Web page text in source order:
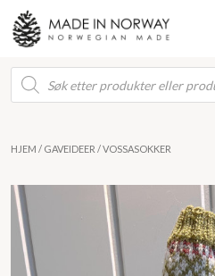
Products
search
HJEM / GAVEIDEER / VOSSASOKKER